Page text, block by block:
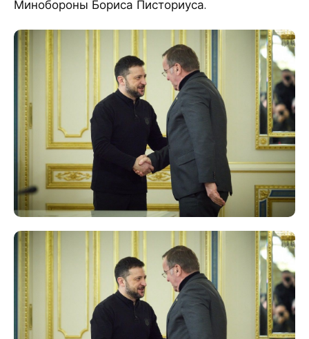
Минобороны Бориса Писториуса.